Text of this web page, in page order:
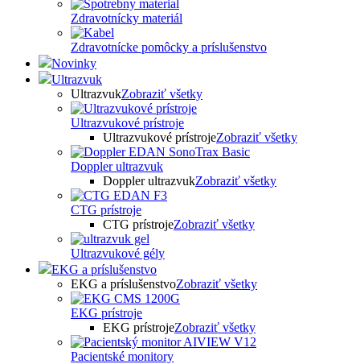
Zdravotnícky materiál
Zdravotnícke pomôcky a príslušenstvo
Novinky
Ultrazvuk
UltrazvukZobraziť všetky
Ultrazvukové prístroje
Ultrazvukové prístrojeZobraziť všetky
Doppler ultrazvuk
Doppler ultrazvukZobraziť všetky
CTG prístroje
CTG prístrojeZobraziť všetky
Ultrazvukové gély
EKG a príslušenstvo
EKG a príslušenstvoZobraziť všetky
EKG prístroje
EKG prístrojeZobraziť všetky
Pacientské monitory